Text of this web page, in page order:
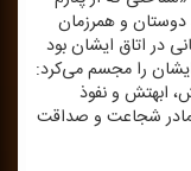
و همرزمان
در اتاق ایشان بود
را مجسم می‌كرد:
ابهتش و نفوذ
مادر شجاعت و صداقت